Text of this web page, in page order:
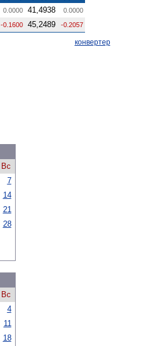
0.0000 41,4938 0.0000
-0.1600 45,2489 -0.2057
конвертер
Вс
7
14
21
28
Вс
4
11
18